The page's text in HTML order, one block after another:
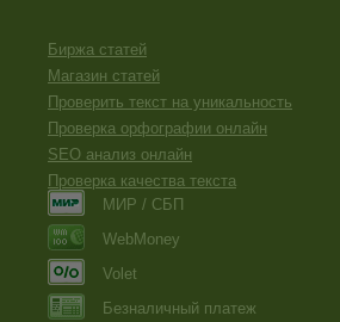
Биржа статей
Магазин статей
Проверить текст на уникальность
Проверка орфографии онлайн
SEO анализ онлайн
Проверка качества текста
МИР / СБП
WebMoney
Volet
Безналичный платеж